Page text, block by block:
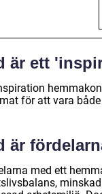
är ett
för att vara
är
med ett